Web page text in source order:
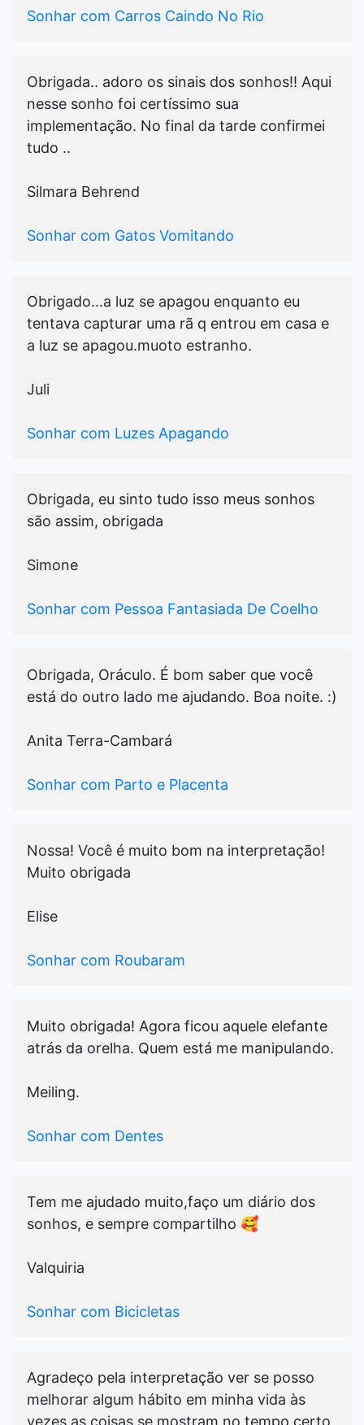
Sonhar com Carros Caindo No Rio
Obrigada.. adoro os sinais dos sonhos!! Aqui
nesse sonho foi certíssimo sua
implementação. No final da tarde confirmei
tudo ..
Silmara Behrend
Sonhar com Gatos Vomitando
Obrigado...a luz se apagou enquanto eu
tentava capturar uma rã q entrou em casa e
a luz se apagou.muoto estranho.
Juli
Sonhar com Luzes Apagando
Obrigada, eu sinto tudo isso meus sonhos
são assim, obrigada
Simone
Sonhar com Pessoa Fantasiada De Coelho
Obrigada, Oráculo. É bom saber que você
está do outro lado me ajudando. Boa noite. :)
Anita Terra-Cambará
Sonhar com Parto e Placenta
Nossa! Você é muito bom na interpretação!
Muito obrigada
Elise
Sonhar com Roubaram
Muito obrigada! Agora ficou aquele elefante
atrás da orelha. Quem está me manipulando.
Meiling.
Sonhar com Dentes
Tem me ajudado muito,faço um diário dos
sonhos, e sempre compartilho 🥰
Valquiria
Sonhar com Bicicletas
Agradeço pela interpretação ver se posso
melhorar algum hábito em minha vida às